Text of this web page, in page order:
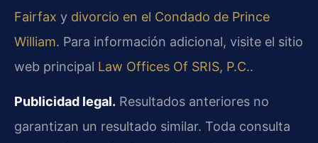
Fairfax y divorcio en el Condado de Prince
William. Para información adicional, visite el sitio
web principal Law Offices Of SRIS, P.C..
Publicidad legal. Resultados anteriores no
garantizan un resultado similar. Toda consulta